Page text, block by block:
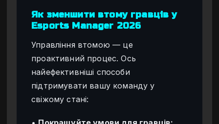
Як зменшити втому гравців у
Esports Manager 2026
Управління втомою — це
проактивний процес. Ось
найефективніші способи
підтримувати вашу команду у
свіжому стані: